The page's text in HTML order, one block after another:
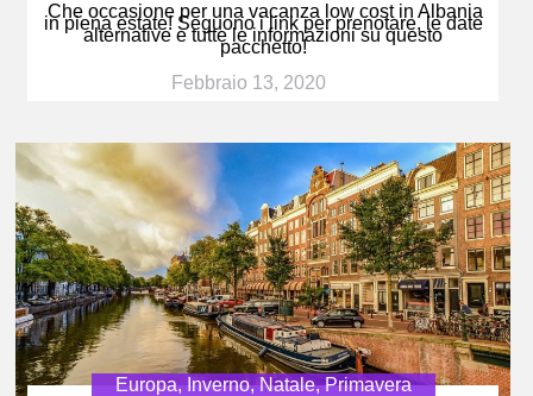
Che occasione per una vacanza low cost in Albania
in piena estate! Seguono i link per prenotare, le date
alternative e tutte le informazioni su questo
pacchetto!
Febbraio 13, 2020
Europa,Inverno,Natale,Primavera